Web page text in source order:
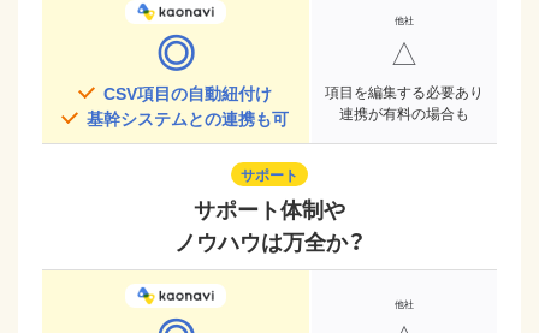
◎
CSV項目の自動紐付け
基幹システムとの連携も可
△
項目を編集する必要あり
連携が有料の場合も
サポート
サポート体制や
ノウハウは万全か？